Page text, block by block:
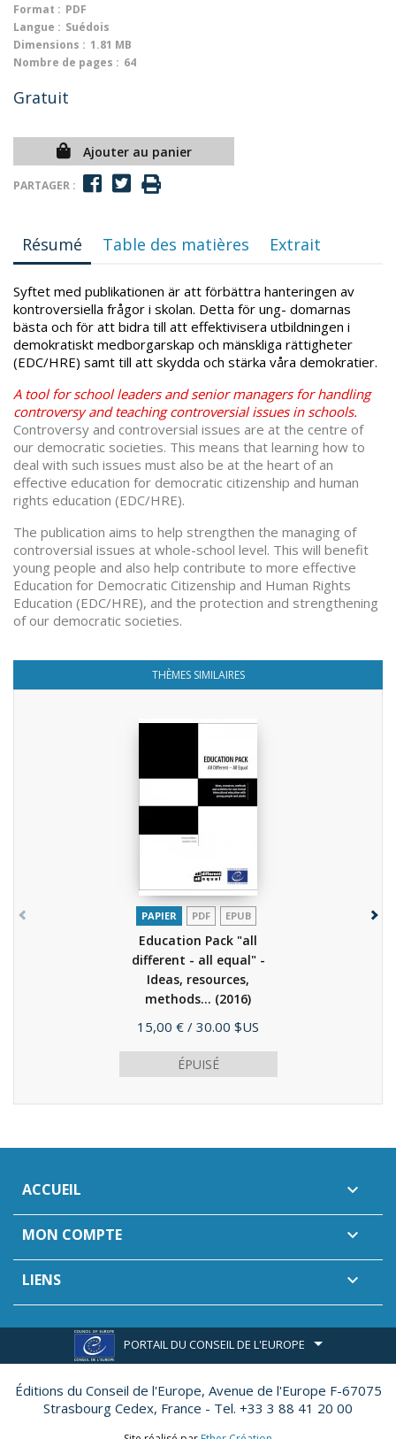
Format : PDF
Langue : Suédois
Dimensions : 1.81 MB
Nombre de pages : 64
Gratuit
Ajouter au panier
PARTAGER :
Résumé Table des matières Extrait
Syftet med publikationen är att förbättra hanteringen av
kontroversiella frågor i skolan. Detta för ung- domarnas
bästa och för att bidra till att effektivisera utbildningen i
demokratiskt medborgarskap och mänskliga rättigheter
(EDC/HRE) samt till att skydda och stärka våra demokratier.
A tool for school leaders and senior managers for handling
controversy and teaching controversial issues in schools.
Controversy and controversial issues are at the centre of
our democratic societies. This means that learning how to
deal with such issues must also be at the heart of an
effective education for democratic citizenship and human
rights education (EDC/HRE).
The publication aims to help strengthen the managing of
controversial issues at whole-school level. This will benefit
young people and also help contribute to more effective
Education for Democratic Citizenship and Human Rights
Education (EDC/HRE), and the protection and strengthening
of our democratic societies.
THÈMES SIMILAIRES
PAPIER PDF EPUB
Education Pack "all
different - all equal" -
Ideas, resources,
methods... (2016)
Prix
15,00 € / 30.00 $US
ÉPUISÉ
ACCUEIL 
MON COMPTE 
LIENS 
PORTAIL DU CONSEIL DE L'EUROPE
Éditions du Conseil de l'Europe, Avenue de l'Europe F-67075
Strasbourg Cedex, France - Tel. +33 3 88 41 20 00